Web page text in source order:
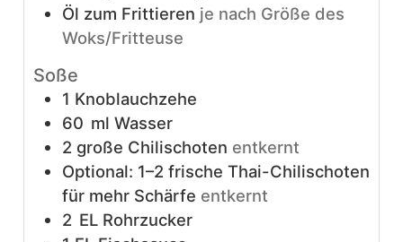
Öl zum Frittieren je nach Größe des
Woks/Fritteuse
Soße
1 Knoblauchzehe
60 ml Wasser
2 große Chilischoten entkernt
Optional: 1–2 frische Thai-Chilischoten
für mehr Schärfe entkernt
2 EL Rohrzucker